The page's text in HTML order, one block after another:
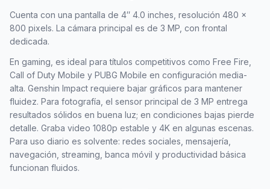
Cuenta con una pantalla de 4″ 4.0 inches, resolución 480 x
800 pixels. La cámara principal es de 3 MP, con frontal
dedicada.
En gaming, es ideal para títulos competitivos como Free Fire,
Call of Duty Mobile y PUBG Mobile en configuración media-
alta. Genshin Impact requiere bajar gráficos para mantener
fluidez. Para fotografía, el sensor principal de 3 MP entrega
resultados sólidos en buena luz; en condiciones bajas pierde
detalle. Graba video 1080p estable y 4K en algunas escenas.
Para uso diario es solvente: redes sociales, mensajería,
navegación, streaming, banca móvil y productividad básica
funcionan fluidos.